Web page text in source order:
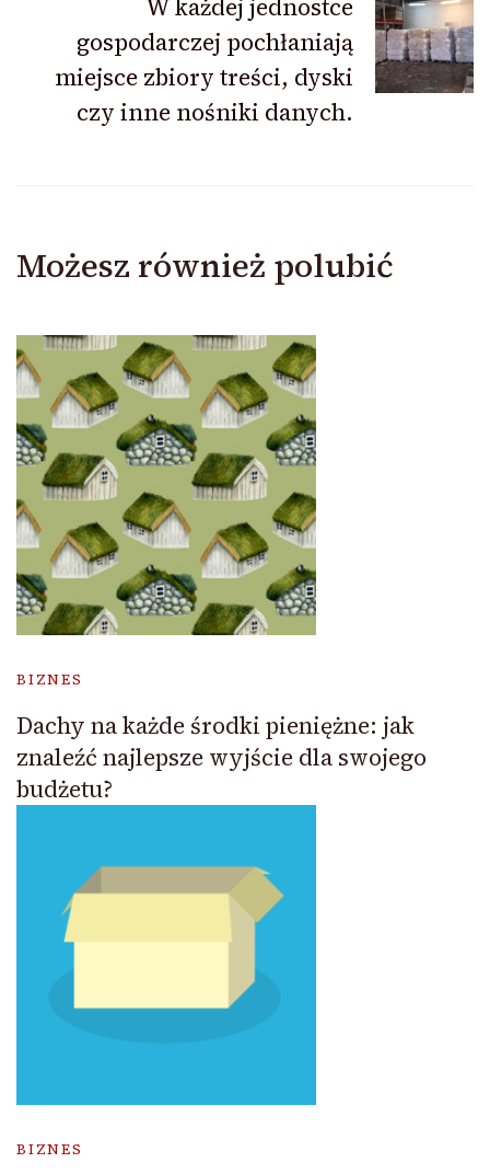
W każdej jednostce
gospodarczej pochłaniają
miejsce zbiory treści, dyski
czy inne nośniki danych.
Możesz również polubić
BIZNES
Dachy na każde środki pieniężne: jak
znaleźć najlepsze wyjście dla swojego
budżetu?
BIZNES